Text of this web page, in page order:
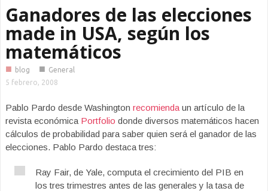
Ganadores de las elecciones
made in USA, según los
matemáticos
■ blog ■ General
5 febrero, 2008
Pablo Pardo desde Washington recomienda un artículo de la
revista económica Portfolio donde diversos matemáticos hacen
cálculos de probabilidad para saber quien será el ganador de las
elecciones. Pablo Pardo destaca tres:
Ray Fair, de Yale, computa el crecimiento del PIB en
los tres trimestres antes de las generales y la tasa de